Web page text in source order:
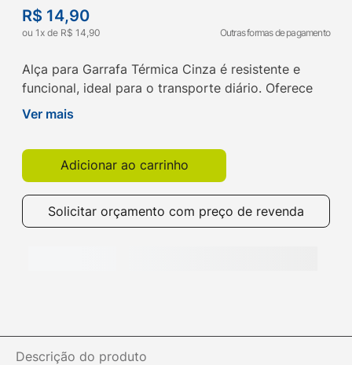
R$ 14,90
ou 1x de R$ 14,90 Outras formas de pagamento
Alça para Garrafa Térmica Cinza é resistente e
funcional, ideal para o transporte diário. Oferece
encaixe seguro para todos os públicos. Compre na
Ver mais
Adicionar ao carrinho
Solicitar orçamento com preço de revenda
Descrição do produto